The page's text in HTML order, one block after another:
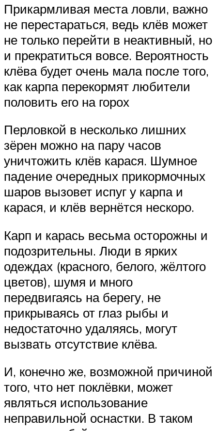
Прикармливая места ловли, важно
не перестараться, ведь клёв может
не только перейти в неактивный, но
и прекратиться вовсе. Вероятность
клёва будет очень мала после того,
как карпа перекормят любители
половить его на горох
Перловкой в несколько лишних
зёрен можно на пару часов
уничтожить клёв карася. Шумное
падение очередных прикормочных
шаров вызовет испуг у карпа и
карася, и клёв вернётся нескоро.
Карп и карась весьма осторожны и
подозрительны. Люди в ярких
одеждах (красного, белого, жёлтого
цветов), шумя и много
передвигаясь на берегу, не
прикрываясь от глаз рыбы и
недостаточно удаляясь, могут
вызвать отсутствие клёва.
И, конечно же, возможной причиной
того, что нет поклёвки, может
являться использование
неправильной оснастки. В таком